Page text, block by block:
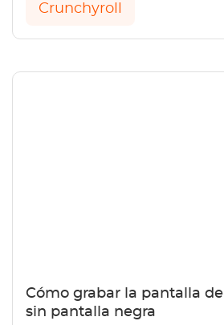
Crunchyroll
Cómo grabar la pantalla de
sin pantalla negra